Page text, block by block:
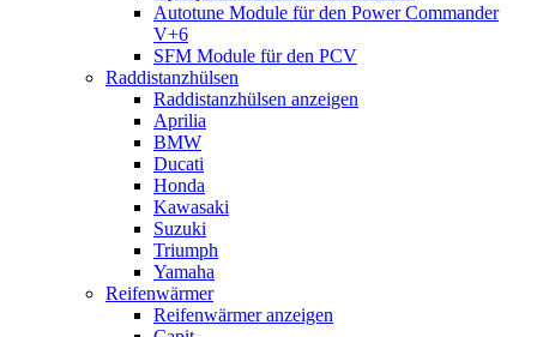
Autotune Module für den Power Commander
V+6
SFM Module für den PCV
Raddistanzhülsen
Raddistanzhülsen anzeigen
Aprilia
BMW
Ducati
Honda
Kawasaki
Suzuki
Triumph
Yamaha
Reifenwärmer
Reifenwärmer anzeigen